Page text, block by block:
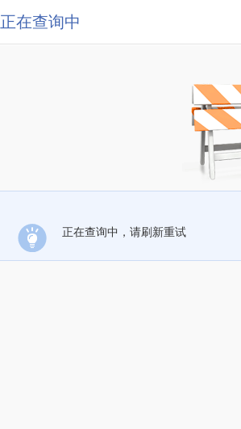
正在查询中
正在查询中，请刷新重试